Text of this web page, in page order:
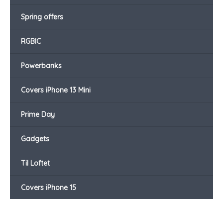
Spring offers
RGBIC
Powerbanks
Covers iPhone 13 Mini
Prime Day
Gadgets
Til Loftet
Covers iPhone 15